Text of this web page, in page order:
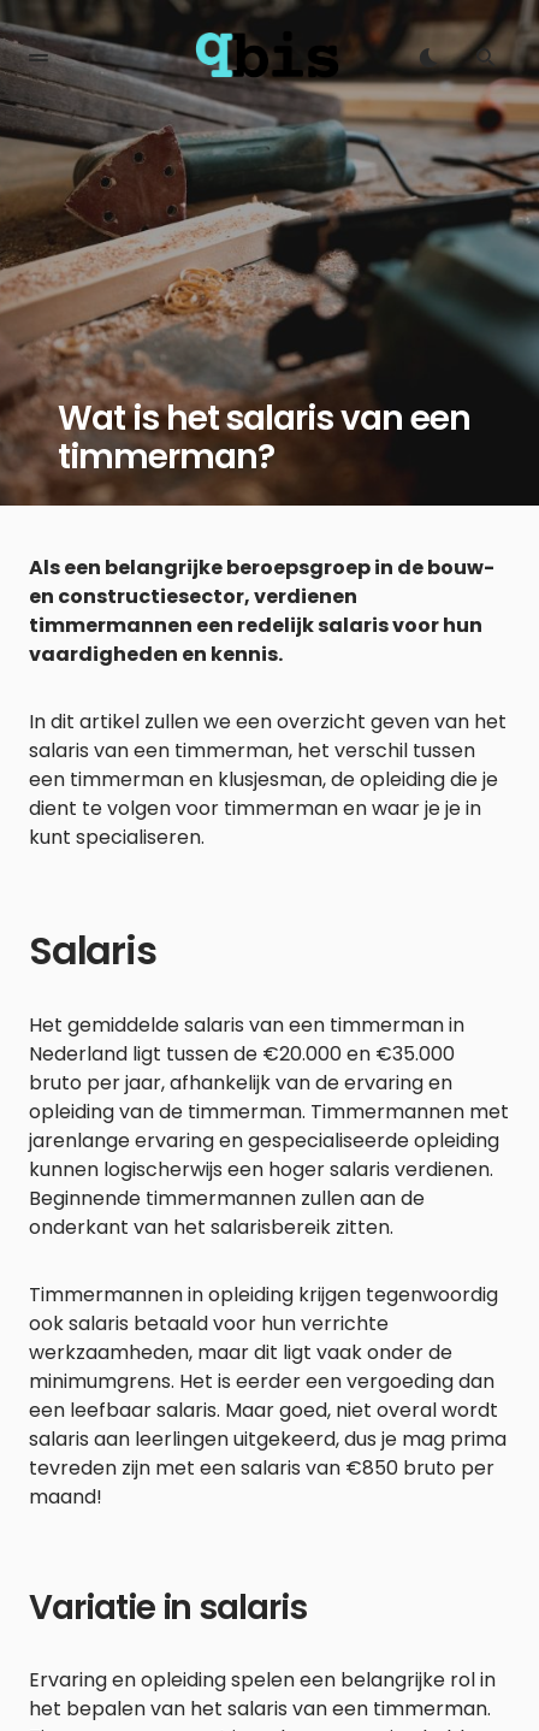
Wat is het salaris van een
timmerman?
Als een belangrijke beroepsgroep in de bouw-
en constructiesector, verdienen
timmermannen een redelijk salaris voor hun
vaardigheden en kennis.
In dit artikel zullen we een overzicht geven van het
salaris van een timmerman, het verschil tussen
een timmerman en klusjesman, de opleiding die je
dient te volgen voor timmerman en waar je je in
kunt specialiseren.
Salaris
Het gemiddelde salaris van een timmerman in
Nederland ligt tussen de €20.000 en €35.000
bruto per jaar, afhankelijk van de ervaring en
opleiding van de timmerman. Timmermannen met
jarenlange ervaring en gespecialiseerde opleiding
kunnen logischerwijs een hoger salaris verdienen.
Beginnende timmermannen zullen aan de
onderkant van het salarisbereik zitten.
Timmermannen in opleiding krijgen tegenwoordig
ook salaris betaald voor hun verrichte
werkzaamheden, maar dit ligt vaak onder de
minimumgrens. Het is eerder een vergoeding dan
een leefbaar salaris. Maar goed, niet overal wordt
salaris aan leerlingen uitgekeerd, dus je mag prima
tevreden zijn met een salaris van €850 bruto per
maand!
Variatie in salaris
Ervaring en opleiding spelen een belangrijke rol in
het bepalen van het salaris van een timmerman.